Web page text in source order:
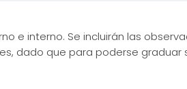
e interno. Se incluirán las
dado que para poderse graduar